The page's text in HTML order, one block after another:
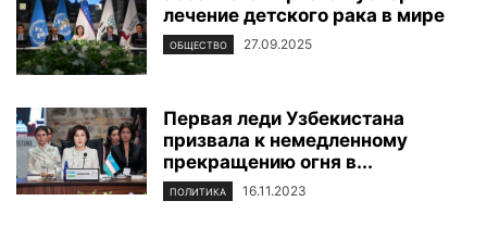
лечение детского рака в мире
ОБЩЕСТВО 27.09.2025
Первая леди Узбекистана
призвала к немедленному
прекращению огня в...
ПОЛИТИКА 16.11.2023